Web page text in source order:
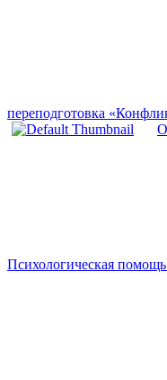
переподготовка
Психологическая